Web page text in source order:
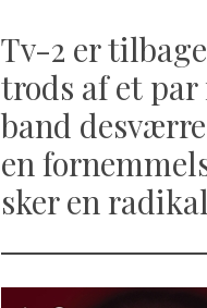
Tv-2 er
trods af et
band
en
sker en